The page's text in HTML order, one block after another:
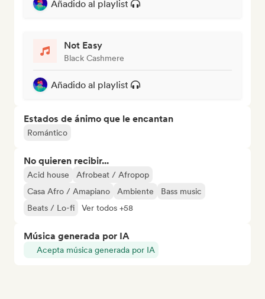
Añadido al playlist
Not Easy
Black Cashmere
Añadido al playlist
Estados de ánimo que le encantan
Romántico
No quieren recibir...
Acid house
Afrobeat / Afropop
Casa Afro / Amapiano
Ambiente
Bass music
Beats / Lo-fi
Ver todos +58
Música generada por IA
Acepta música generada por IA